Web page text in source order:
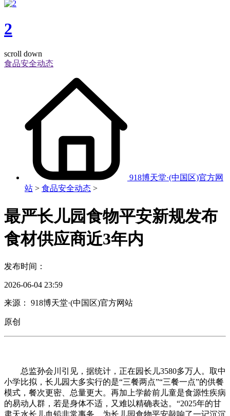
2
scroll down
食品安全动态
918博天堂·(中国区)官方网
站 > 食品安全动态 >
最严长儿园食物平安新规发布
食材供应商近3年内
发布时间：
2026-06-04 23:59
来源： 918博天堂·(中国区)官方网站
原创
总监孙会川引见，据统计，正在园长儿3580多万人。取中
小学比拟，长儿园大多实行的是“三餐两点”“三餐一点”的供餐
模式，餐次更密、总量更大。再加上学龄前儿童是食源性疾病
的易动人群，若是身体不适，又难以精确表达。“2025年的甘
肃天水长儿血铅非常事务，为长儿园食物平安敲响了一记沉沉